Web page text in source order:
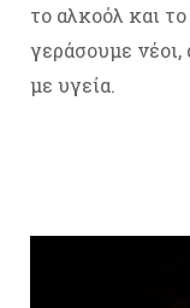
το αλκοόλ και
γεράσουμε
με υγεία.